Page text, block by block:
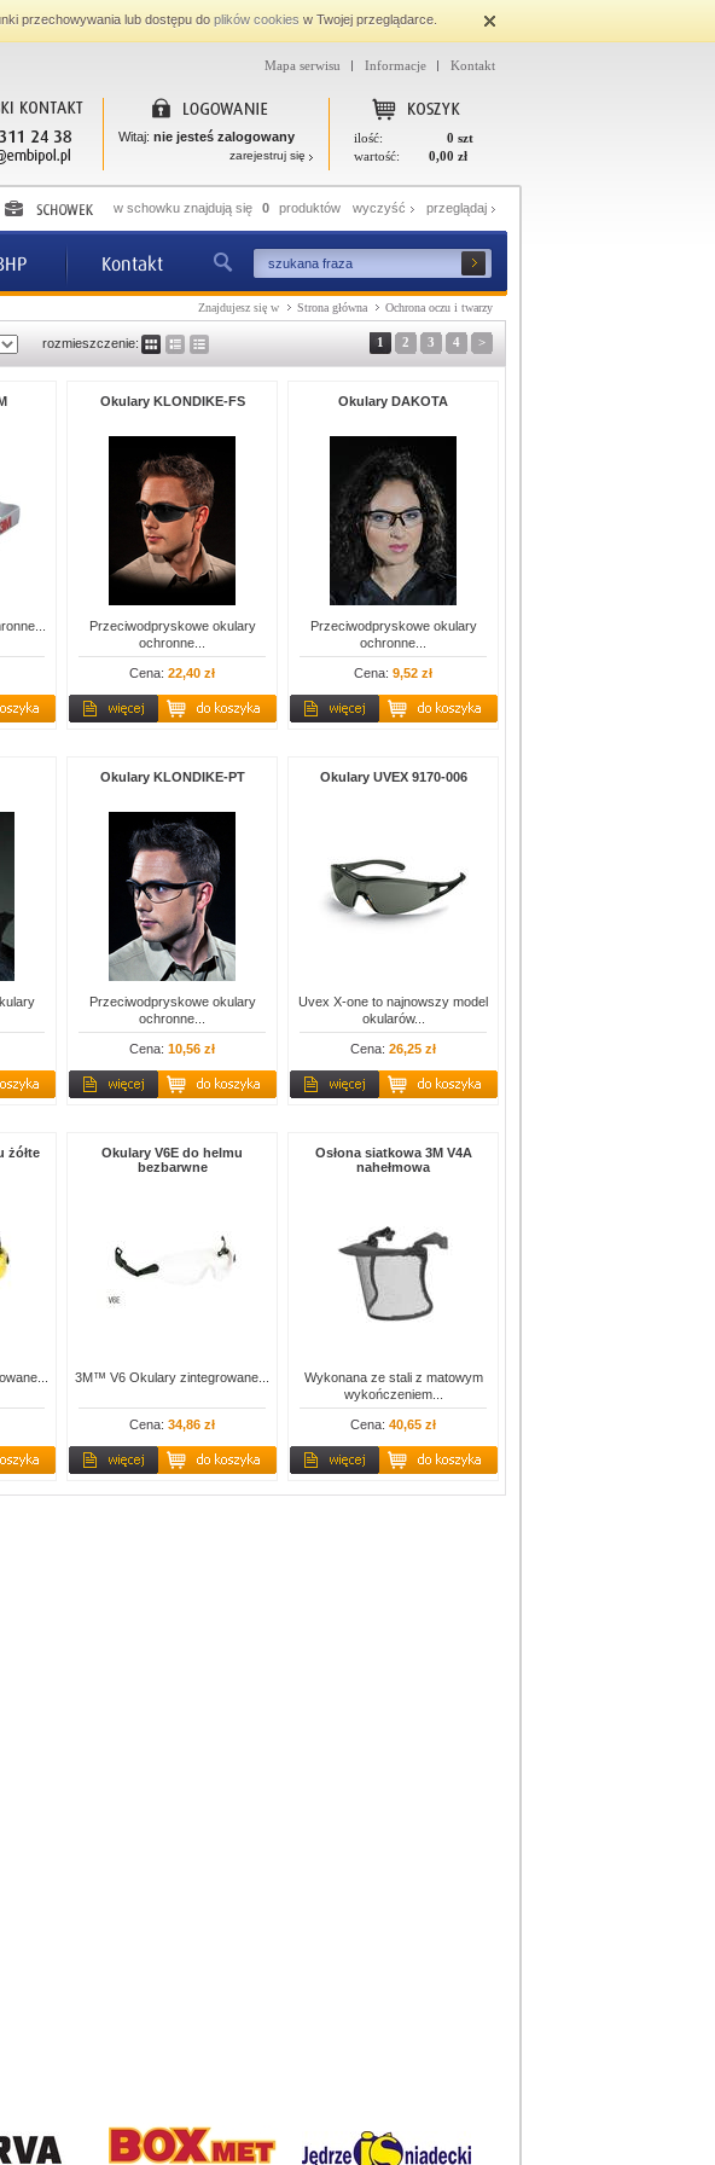
przechowywania lub dostępu doplików cookies w Twojej przeglądarce.
Mapa serwisu Informacje Kontakt
ilość:
0 szt
wartość:
0,00 zł
Witaj: nie jesteś zalogowany
zarejestruj się
w schowku znajdują się 0 produktów wyczyść przeglądaj
Znajdujesz się w Strona główna Ochrona oczu i twarzy
1 2 3 4 >
rozmieszczenie:
Okulary KLONDIKE-FS
Przeciwodpryskowe okulary
ochronne...
Cena: 22,40 zł
Okulary DAKOTA
Przeciwodpryskowe okulary
ochronne...
Cena: 9,52 zł
Okulary KLONDIKE-PT
Przeciwodpryskowe okulary
ochronne...
Cena: 10,56 zł
Okulary UVEX 9170-006
Uvex X-one to najnowszy model
okularów...
Cena: 26,25 zł
żółte
Okulary V6E do helmu
bezbarwne
3M™ V6 Okulary zintegrowane...
Cena: 34,86 zł
Osłona siatkowa 3M V4A
nahełmowa
Wykonana ze stali z matowym
wykończeniem...
Cena: 40,65 zł